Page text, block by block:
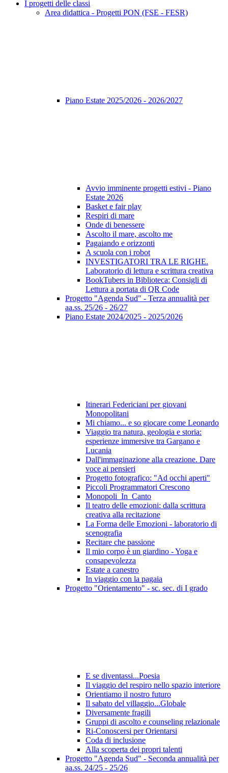
I progetti delle classi
Area didattica - Progetti PON (FSE - FESR)
Piano Estate 2025/2026 - 2026/2027
Avvio imminente progetti estivi - Piano
Estate 2026
Basket e fair play
Respiri di mare
Onde di benessere
Ascolto il mare, ascolto me
Pagaiando e orizzonti
A scuola con i robot
INVESTIGATORI TRA LE RIGHE.
Laboratorio di lettura e scrittura creativa
BookTubers in Biblioteca: Consigli di
Lettura a portata di QR Code
Progetto "Agenda Sud" - Terza annualità per
aa.ss. 25/26 - 26/27
Piano Estate 2024/2025 - 2025/2026
Itinerari Federiciani per giovani
Monopolitani
Mi chiamo... e so giocare come Leonardo
Viaggio tra natura, geologia e storia:
esperienze immersive tra Gargano e
Lucania
Dall'immaginazione alla creazione. Dare
voce ai pensieri
Progetto fotografico: "Ad occhi aperti"
Piccoli Programmatori Crescono
Monopoli_In_Canto
Il teatro delle emozioni: dalla scrittura
creativa alla recitazione
La Forma delle Emozioni - laboratorio di
scenografia
Recitare che passione
Il mio corpo è un giardino - Yoga e
consapevolezza
Estate a canestro
In viaggio con la pagaia
Progetto "Orientamento" - sc. sec. di I grado
E se diventassi...Poesia
Il viaggio del respiro nello spazio interiore
Orientiamo il nostro futuro
Il sabato del villaggio...Globale
Diversamente fragili
Gruppi di ascolto e counseling relazionale
Ri-Conoscersi per Orientarsi
Coda di inclusione
Alla scoperta dei propri talenti
Progetto "Agenda Sud" - Seconda annualità per
aa.ss. 24/25 - 25/26